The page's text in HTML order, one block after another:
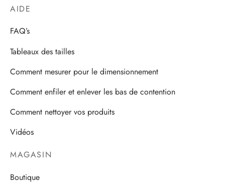
AIDE
FAQ’s
Tableaux des tailles
Comment mesurer pour le dimensionnement
Comment enfiler et enlever les bas de contention
Comment nettoyer vos produits
Vidéos
MAGASIN
Boutique